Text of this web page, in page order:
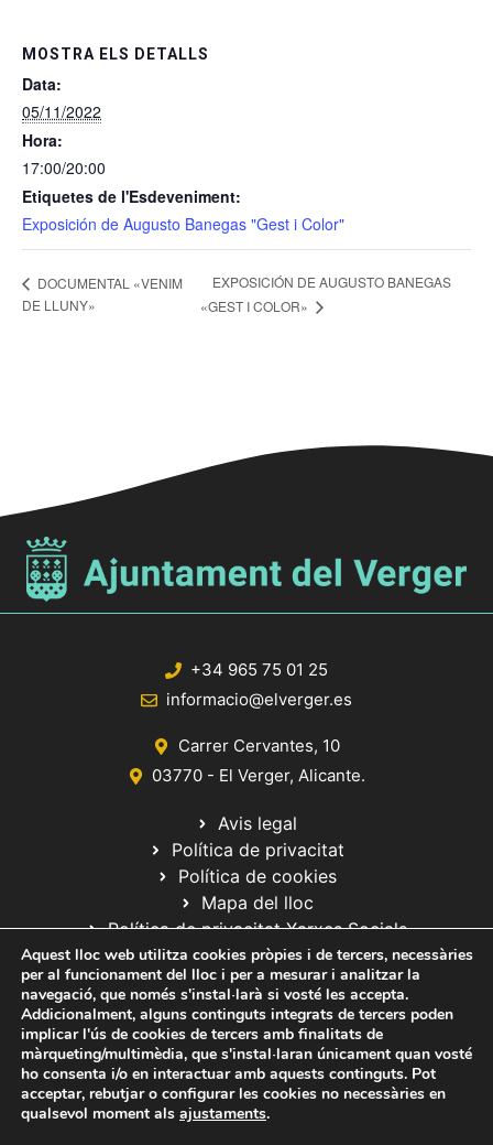
MOSTRA ELS DETALLS
Data:
05/11/2022
Hora:
17:00/20:00
Etiquetes de l'Esdeveniment:
Exposición de Augusto Banegas "Gest i Color"
DOCUMENTAL «VENIM
DE LLUNY»
EXPOSICIÓN DE AUGUSTO BANEGAS
«GEST I COLOR»
+34 965 75 01 25
informacio@elverger.es
Carrer Cervantes, 10
03770 - El Verger, Alicante.
Avis legal
Política de privacitat
Política de cookies
Mapa del lloc
Política de privacitat Xarxes Socials
© 2020 Web desarrollada por el Servicio de Informática de Diputación
de Alicante
Aquest lloc web utilitza cookies pròpies i de tercers, necessàries
per al funcionament del lloc i per a mesurar i analitzar la
navegació, que només s'instal·larà si vosté les accepta.
Addicionalment, alguns continguts integrats de tercers poden
implicar l'ús de cookies de tercers amb finalitats de
màrqueting/multimèdia, que s'instal·laran únicament quan vosté
ho consenta i/o en interactuar amb aquests continguts. Pot
acceptar, rebutjar o configurar les cookies no necessàries en
qualsevol moment als ajustaments.